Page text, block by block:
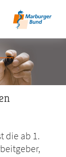
die ab 1.